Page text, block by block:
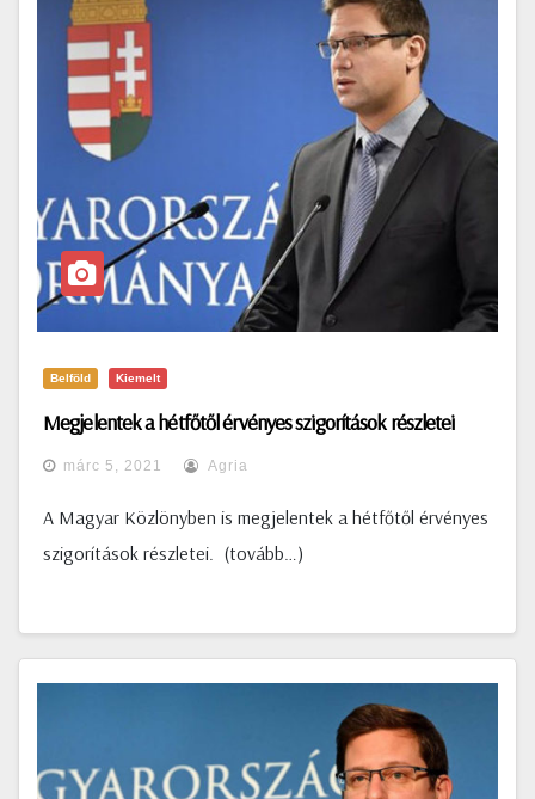
Belföld Kiemelt
Megjelentek a hétfőtől érvényes szigorítások részletei
márc 5, 2021 Agria
A Magyar Közlönyben is megjelentek a hétfőtől érvényes
szigorítások részletei. (tovább…)